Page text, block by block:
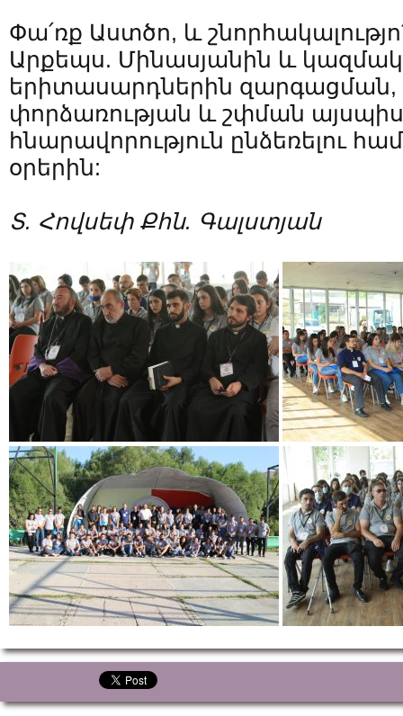
Փա՛ռք Աստծո, և
Արքեպս. Մինասյանին և
երիտասարդներին զարգացման,
փորձառության և շփման
հնարավորություն ընձեռելու
օրերին:
Տ. Հովսեփ Քհն. Գալստյան